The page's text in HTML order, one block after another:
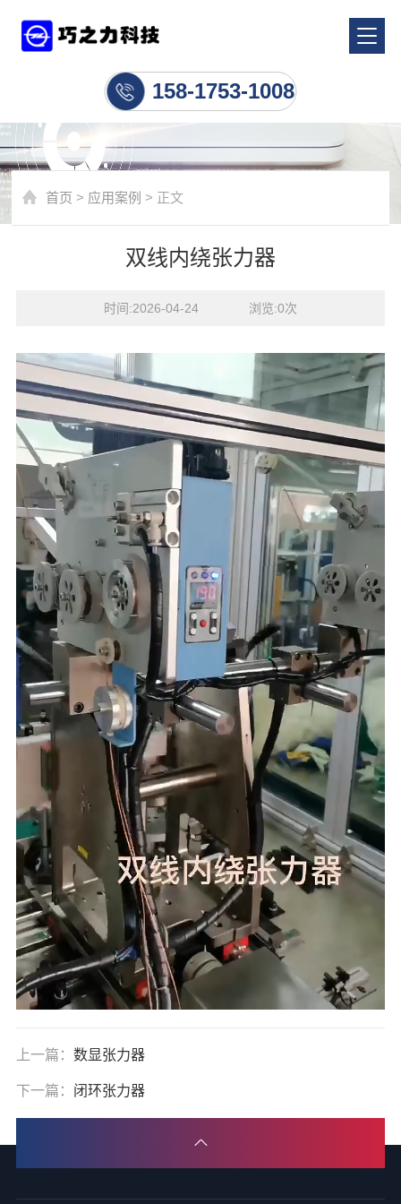
158-1753-1008
首页 > 应用案例 > 正文
双线内绕张力器
时间:2026-04-24    浏览:0次
上一篇： 数显张力器
下一篇： 闭环张力器